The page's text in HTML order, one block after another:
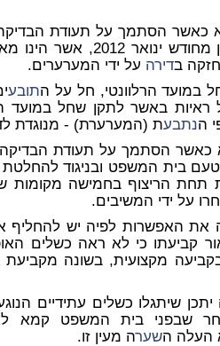
הסתמך על תעודת
מיום 20.11.13, על אף שהתבססה על
בדירה על ידי המערערים.
הרלוונטי, חל על התובע
ראיות באשר לתקן שחל במועד
הנתבעת (המערערת) - מנוגדת
כאשר הסתמך על תעודת
בית המשפט ובניגוד
הריצוף בחמישה מקומות
על ידי המשיבים.
את האפשרות לפיה יש להחליף
כי לא ראה כשלים
מקצועית, בשונה
שיתגלו כשלים עתידיים
שבפני בית המשפט קמא
העלה השערה מעין זו.